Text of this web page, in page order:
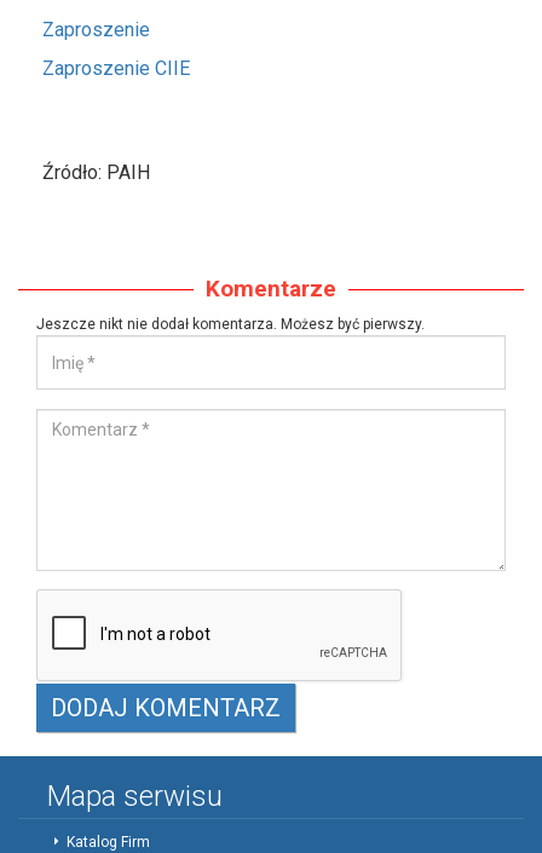
Zaproszenie
Zaproszenie CIIE
Źródło: PAIH
Komentarze
Jeszcze nikt nie dodał komentarza. Możesz być pierwszy.
Mapa serwisu
Katalog Firm